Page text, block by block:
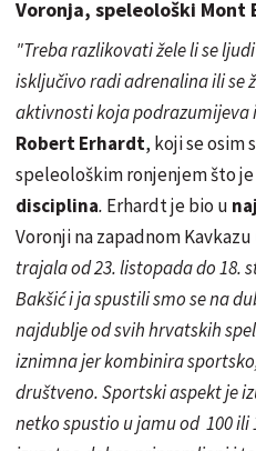
Voronja, speleološki Mont
"Treba razlikovati žele li se
isključivo radi adrenalina ili se
aktivnosti koja podrazumijeva
Robert Erhardt, koji se osim
speleološkim ronjenjem što
disciplina. Erhardt je bio u
Voronji na zapadnom Kavkazu
trajala od 23. listopada do 18.
Bakšić i ja spustili smo se na
najdublje od svih hrvatskih
iznimna jer kombinira
društveno. Sportski aspekt je
netko spustio u jamu od 100